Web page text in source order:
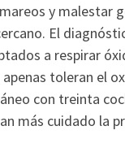
y malestar
El
a respirar
toleran el
con treinta
más cuidado la